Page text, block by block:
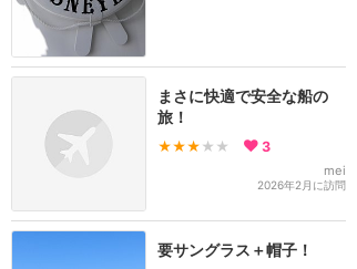
まさに快適で安全な船の
旅！
★★★ ★★ 3
mei
2026年2月に訪問
要サングラス＋帽子！